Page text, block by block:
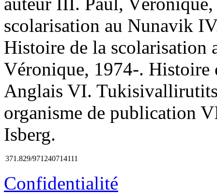
scolarisation au Nunavik
Histoire de la
Véronique, 1974-. Histoire
Anglais VI.
organisme de publication
Isberg.
371.829/971240714111
Confidentialité